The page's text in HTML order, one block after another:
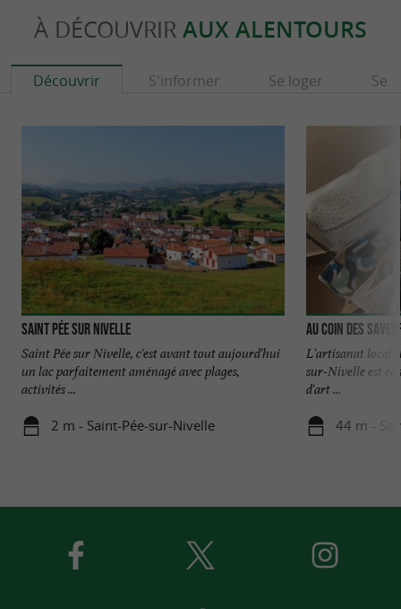
À DÉCOUVRIR AUX ALENTOURS
Découvrir S'informer Se loger Se
Saint Pée sur Nivelle
Saint Pée sur Nivelle, c'est avant tout aujourd'hui
un lac parfaitement aménagé avec plages,
activités ...
2 m - Saint-Pée-sur-Nivelle
Au coin des
L'artisanat local
sur-Nivelle est
d'art ...
44 m -